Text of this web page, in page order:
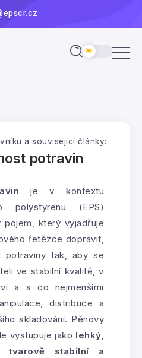
a související články:
potravin
je v kontextu
polystyrenu (EPS)
pojem, který vyjadřuje
řetězce dopravit,
potraviny tak, aby se
ve stabilní kvalitě, v
a s co nejmenšími
distribuce a
skladování. Pěnový
vystupuje jako lehký,
tvarově stabilní a